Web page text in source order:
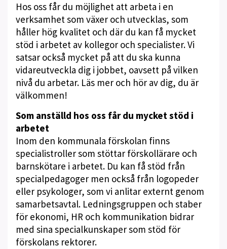
Hos oss får du möjlighet att arbeta i en
verksamhet som växer och utvecklas, som
håller hög kvalitet och där du kan få mycket
stöd i arbetet av kollegor och specialister. Vi
satsar också mycket på att du ska kunna
vidareutveckla dig i jobbet, oavsett på vilken
nivå du arbetar. Läs mer och hör av dig, du är
välkommen!
Som anställd hos oss får du mycket stöd i
arbetet
Inom den kommunala förskolan finns
specialistroller som stöttar förskollärare och
barnskötare i arbetet. Du kan få stöd från
specialpedagoger men också från logopeder
eller psykologer, som vi anlitar externt genom
samarbetsavtal. Ledningsgruppen och staber
för ekonomi, HR och kommunikation bidrar
med sina specialkunskaper som stöd för
förskolans rektorer.